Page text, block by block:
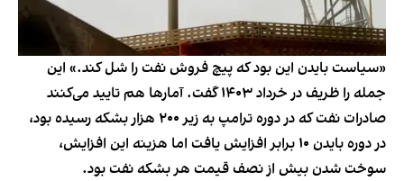
«سیاست بایدن این بود که پیچ فروش نفت را شل کند.» این
جمله را ظریف در خرداد ۱۴۰۳ گفت. آمارها هم تایید می‌کنند
صادرات نفت که در دوره ترامپ به زیر ۲۰۰ هزار بشکه رسیده بود،
در دوره بایدن ۱۰ برابر افزایش یافت اما هزینه این افزایش،
سوخت شدن بیش از نصف قیمت هر بشکه نفت بود.